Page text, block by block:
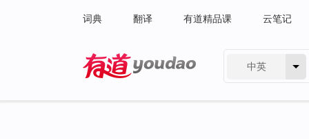
词典 翻译 有道精品课 云笔记
中英